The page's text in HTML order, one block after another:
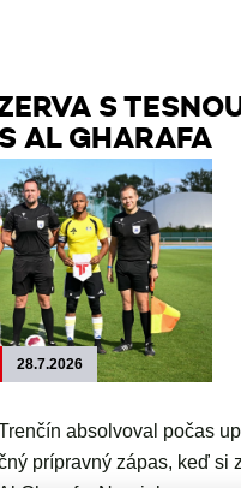
S
AL GHARAFA
28.7.2026
absolvoval počas
prípravný zápas, keď si